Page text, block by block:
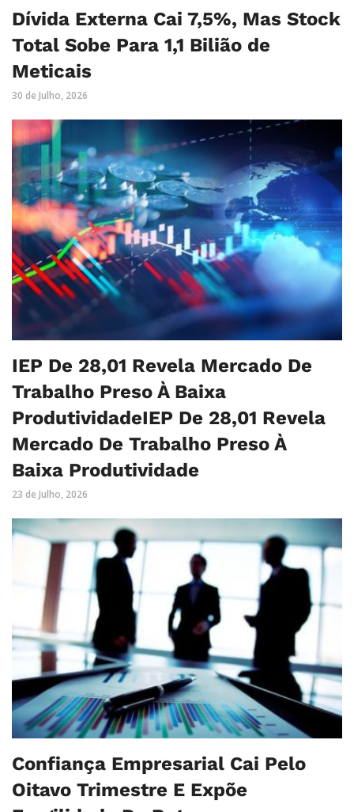
Dívida Externa Cai 7,5%, Mas Stock
Total Sobe Para 1,1 Bilião de
Meticais
30 de Julho, 2026
IEP De 28,01 Revela Mercado De
Trabalho Preso À Baixa
ProdutividadeIEP De 28,01 Revela
Mercado De Trabalho Preso À
Baixa Produtividade
23 de Julho, 2026
Confiança Empresarial Cai Pelo
Oitavo Trimestre E Expõe